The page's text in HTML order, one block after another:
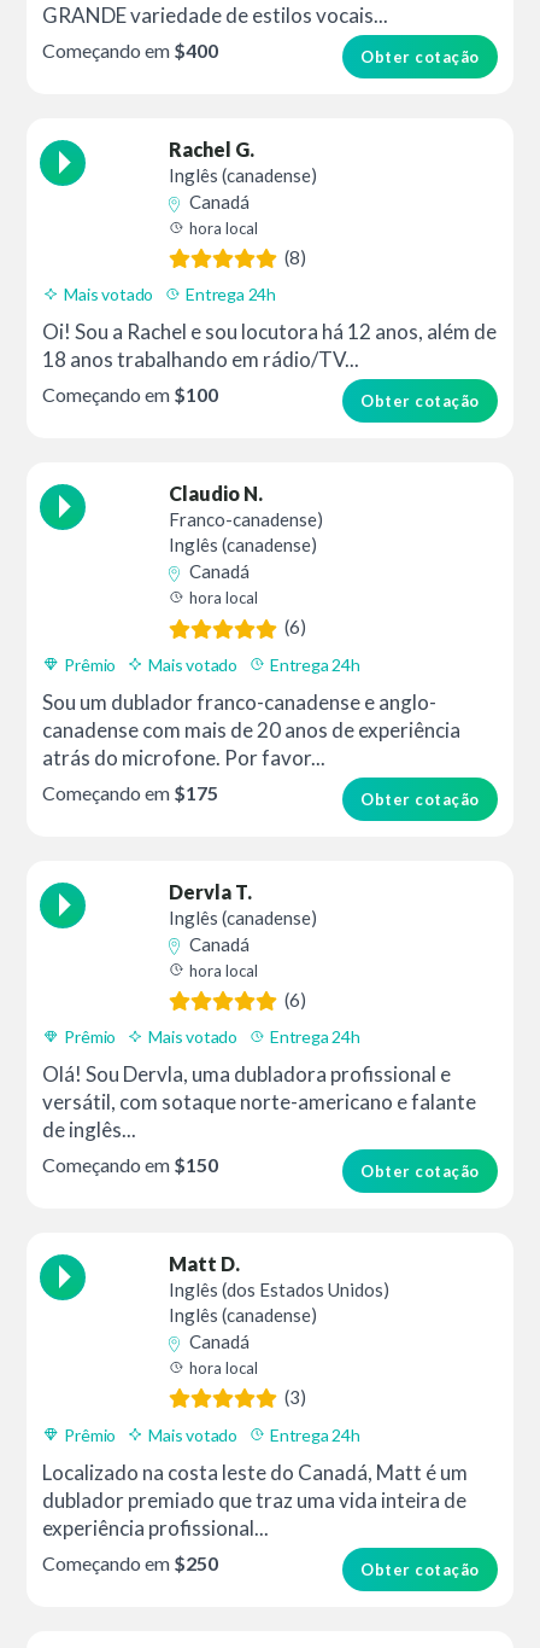
GRANDE variedade de estilos vocais...
Obter cotação
Começando em $400
Rachel G.
Inglês (canadense)
Canadá
hora local
(8)
Mais votado Entrega 24h
Oi! Sou a Rachel e sou locutora há 12 anos, além de
18 anos trabalhando em rádio/TV...
Obter cotação
Começando em $100
Claudio N.
Franco-canadense)
Inglês (canadense)
Canadá
hora local
(6)
Prêmio Mais votado Entrega 24h
Sou um dublador franco-canadense e anglo-
canadense com mais de 20 anos de experiência
atrás do microfone. Por favor...
Obter cotação
Começando em $175
Dervla T.
Inglês (canadense)
Canadá
hora local
(6)
Prêmio Mais votado Entrega 24h
Olá! Sou Dervla, uma dubladora profissional e
versátil, com sotaque norte-americano e falante
de inglês...
Obter cotação
Começando em $150
Matt D.
Inglês (dos Estados Unidos)
Inglês (canadense)
Canadá
hora local
(3)
Prêmio Mais votado Entrega 24h
Localizado na costa leste do Canadá, Matt é um
dublador premiado que traz uma vida inteira de
experiência profissional...
Obter cotação
Começando em $250